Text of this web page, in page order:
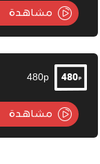
مشاهدة
480p
مشاهدة